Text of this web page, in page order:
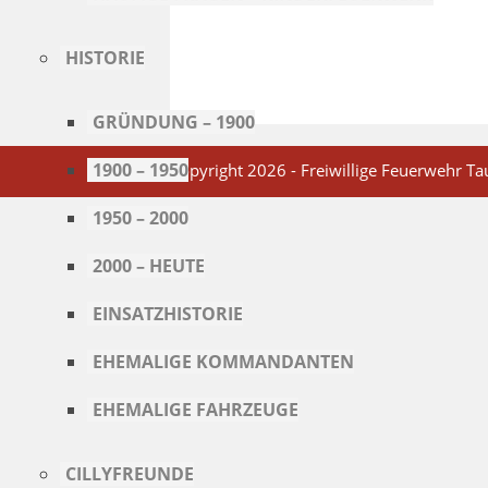
HISTORIE
GRÜNDUNG – 1900
1900 – 1950
1950 – 2000
2000 – HEUTE
EINSATZHISTORIE
EHEMALIGE KOMMANDANTEN
EHEMALIGE FAHRZEUGE
CILLYFREUNDE
Copyright 2026 - Freiwillige Feuerwehr